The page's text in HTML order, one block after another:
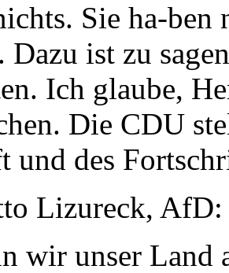
Sie ha-ben
Dazu ist zu
Ich glaube,
Die CDU
und des
Lizureck,
wir unser Land